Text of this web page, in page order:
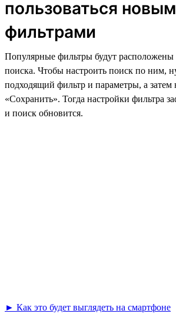
пользоваться
фильтрами
Популярные фильтры будут расположены
поиска. Чтобы настроить поиск по ним,
подходящий фильтр и параметры, а затем
«Сохранить». Тогда настройки фильтра
и поиск обновится.
► Как это будет выглядеть на смартфоне